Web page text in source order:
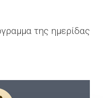
της ημερίδας